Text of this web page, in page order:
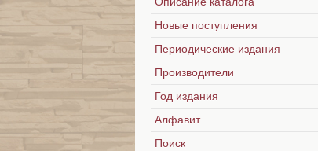
Новые поступления
Периодические издания
Производители
Год издания
Алфавит
Поиск